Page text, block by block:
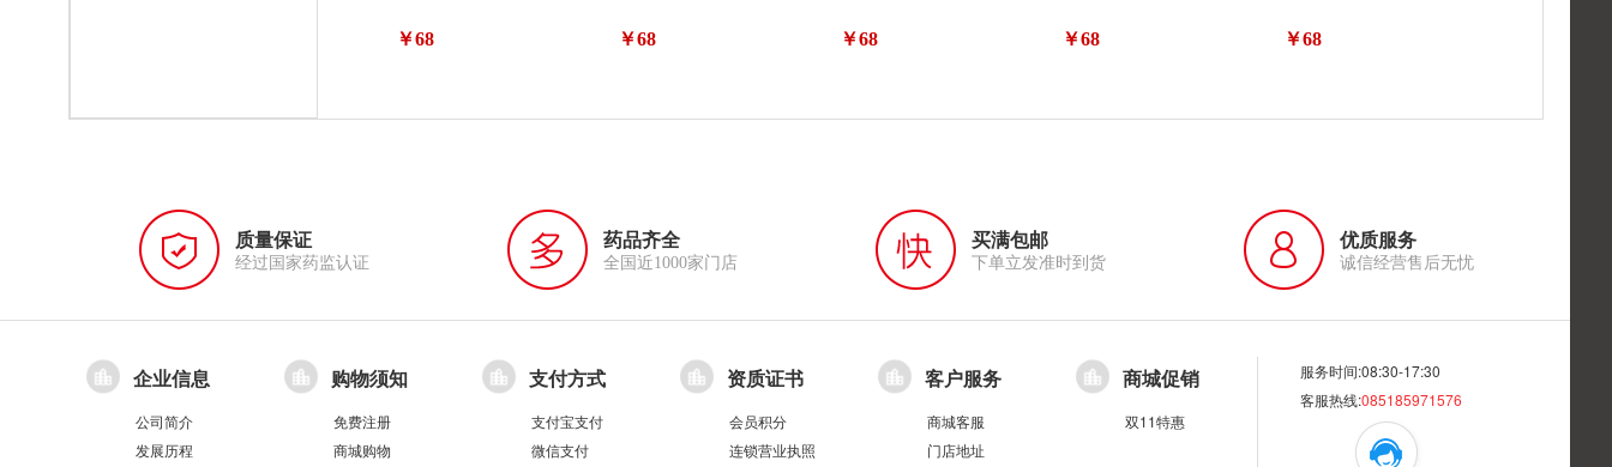
￥68 ￥68 ￥68 ￥68 ￥68
质量保证
经过国家药监认证
药品齐全
全国近1000家门店
买满包邮
下单立发准时到货
优质服务
诚信经营售后无忧
企业信息
公司简介
发展历程
购物须知
免费注册
商城购物
支付方式
支付宝支付
微信支付
资质证书
会员积分
连锁营业执照
客户服务
商城客服
门店地址
商城促销
双11特惠
服务时间:08:30-17:30
客服热线:085185971576